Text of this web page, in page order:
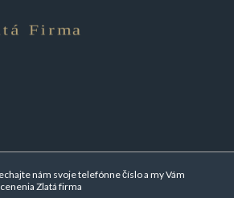
nám svoje telefónne číslo a my Vám
Zlatá firma